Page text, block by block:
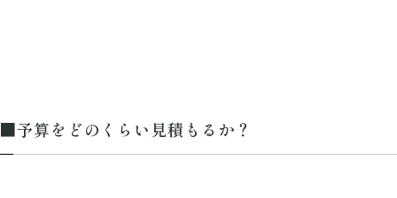
■予算をどのくらい見積もるか？